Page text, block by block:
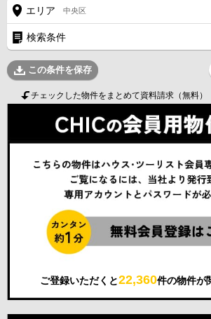
エリア 中央区
検索条件
この条件を保存
チェックした物件をまとめて資料請求（無料）
ご登録いただくと22,360件の物件が